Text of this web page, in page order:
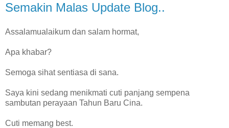
Semakin Malas Update Blog..
Assalamualaikum dan salam hormat,
Apa khabar?
Semoga sihat sentiasa di sana.
Saya kini sedang menikmati cuti panjang sempena
sambutan perayaan Tahun Baru Cina.
Cuti memang best.